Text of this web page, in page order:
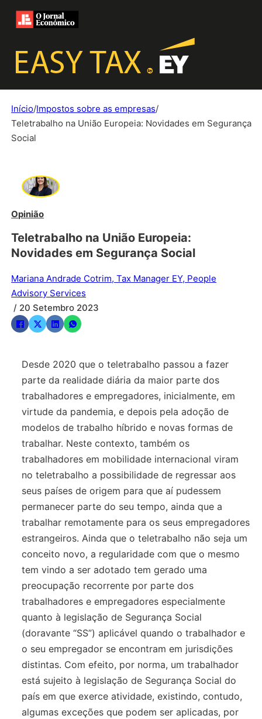
Início/Impostos sobre as empresas/
Teletrabalho na União Europeia: Novidades em Segurança
Social
Opinião
Teletrabalho na União Europeia:
Novidades em Segurança Social
Mariana Andrade Cotrim, Tax Manager EY, People
Advisory Services
/ 20 Setembro 2023
Desde 2020 que o teletrabalho passou a fazer
parte da realidade diária da maior parte dos
trabalhadores e empregadores, inicialmente, em
virtude da pandemia, e depois pela adoção de
modelos de trabalho híbrido e novas formas de
trabalhar. Neste contexto, também os
trabalhadores em mobilidade internacional viram
no teletrabalho a possibilidade de regressar aos
seus países de origem para que aí pudessem
permanecer parte do seu tempo, ainda que a
trabalhar remotamente para os seus empregadores
estrangeiros. Ainda que o teletrabalho não seja um
conceito novo, a regularidade com que o mesmo
tem vindo a ser adotado tem gerado uma
preocupação recorrente por parte dos
trabalhadores e empregadores especialmente
quanto à legislação de Segurança Social
(doravante “SS”) aplicável quando o trabalhador e
o seu empregador se encontram em jurisdições
distintas. Com efeito, por norma, um trabalhador
está sujeito à legislação de Segurança Social do
país em que exerce atividade, existindo, contudo,
algumas exceções que podem ser aplicadas, por